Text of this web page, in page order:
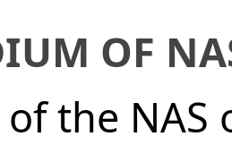
OF
the NAS